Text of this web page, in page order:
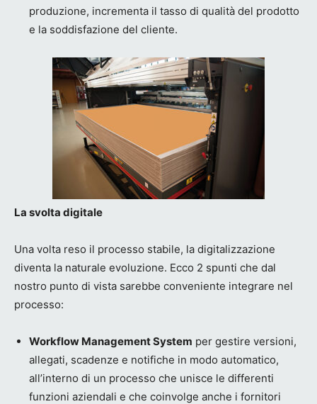
produzione, incrementa il tasso di qualità del prodotto
e la soddisfazione del cliente.
La svolta digitale
Una volta reso il processo stabile, la digitalizzazione
diventa la naturale evoluzione. Ecco 2 spunti che dal
nostro punto di vista sarebbe conveniente integrare nel
processo:
Workflow Management System per gestire versioni,
allegati, scadenze e notifiche in modo automatico,
all’interno di un processo che unisce le differenti
funzioni aziendali e che coinvolge anche i fornitori